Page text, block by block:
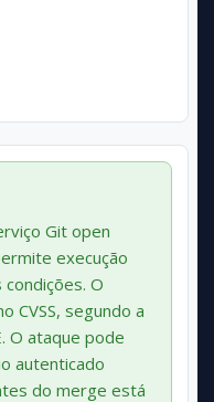
Git open
execução
O
CVSS, segundo a
O ataque pode
autenticado
do merge está